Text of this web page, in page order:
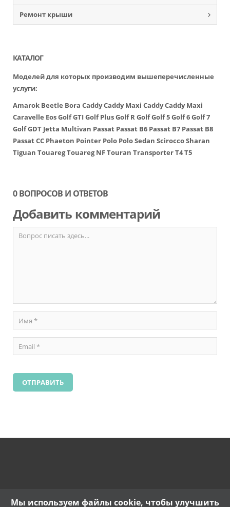
Ремонт крыши
КАТАЛОГ
Моделей для которых производим вышеперечисленные
услуги:
Amarok Beetle Bora CaddyCaddy Maxi CaddyCaddy Maxi
Caravelle EosGolf GTI Golf PlusGolf RGolfGolf 5Golf 6Golf 7
Golf GDT Jetta Multivan Passat Passat B6 Passat B7 Passat B8
Passat CC Phaeton Pointer Polo Polo Sedan SciroccoSharan
Tiguan TouaregTouareg NFTouran TransporterT4T5
0 ВОПРОСОВ И ОТВЕТОВ
Добавить комментарий
Мы используем файлы cookie, чтобы улучшить